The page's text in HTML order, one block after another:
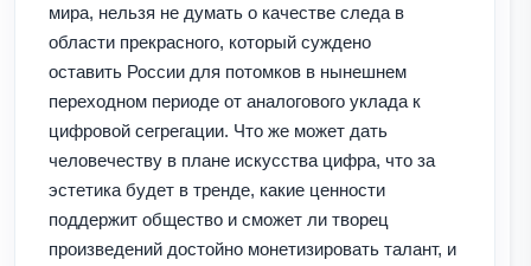
мира, нельзя не думать о качестве следа в
области прекрасного, который суждено
оставить России для потомков в нынешнем
переходном периоде от аналогового уклада к
цифровой сегрегации. Что же может дать
человечеству в плане искусства цифра, что за
эстетика будет в тренде, какие ценности
поддержит общество и сможет ли творец
произведений достойно монетизировать талант, и